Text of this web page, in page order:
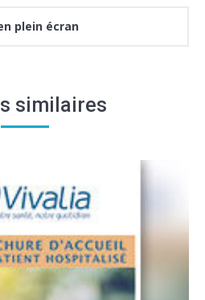
plein écran
similaires